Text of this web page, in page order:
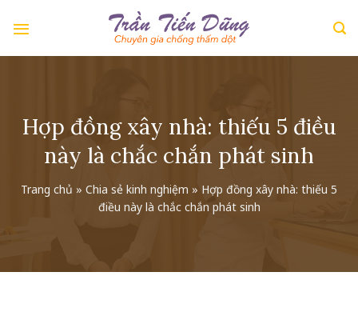
Hợp đồng xây nhà: thiếu 5 điều
này là chắc chắn phát sinh
Trang chủ » Chia sẻ kinh nghiệm » Hợp đồng xây nhà: thiếu 5
điều này là chắc chắn phát sinh